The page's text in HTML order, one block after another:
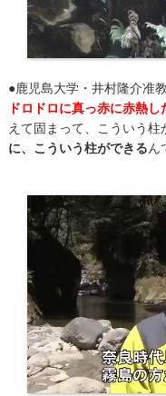
●鹿児島大学・井村隆介准
ドロドロに真っ赤に赤熱し
えて固まって、こういう柱
に、こういう柱ができるん